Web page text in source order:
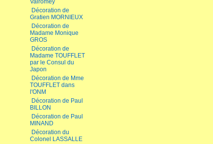
Valromey
Décoration de
Gratien MORNIEUX
Décoration de
Madame Monique
GROS
Décoration de
Madame TOUFFLET
par le Consul du
Japon
Décoration de Mme
TOUFFLET dans
l'ONM
Décoration de Paul
BILLON
Décoration de Paul
MINAND
Décoration du
Colonel LASSALLE